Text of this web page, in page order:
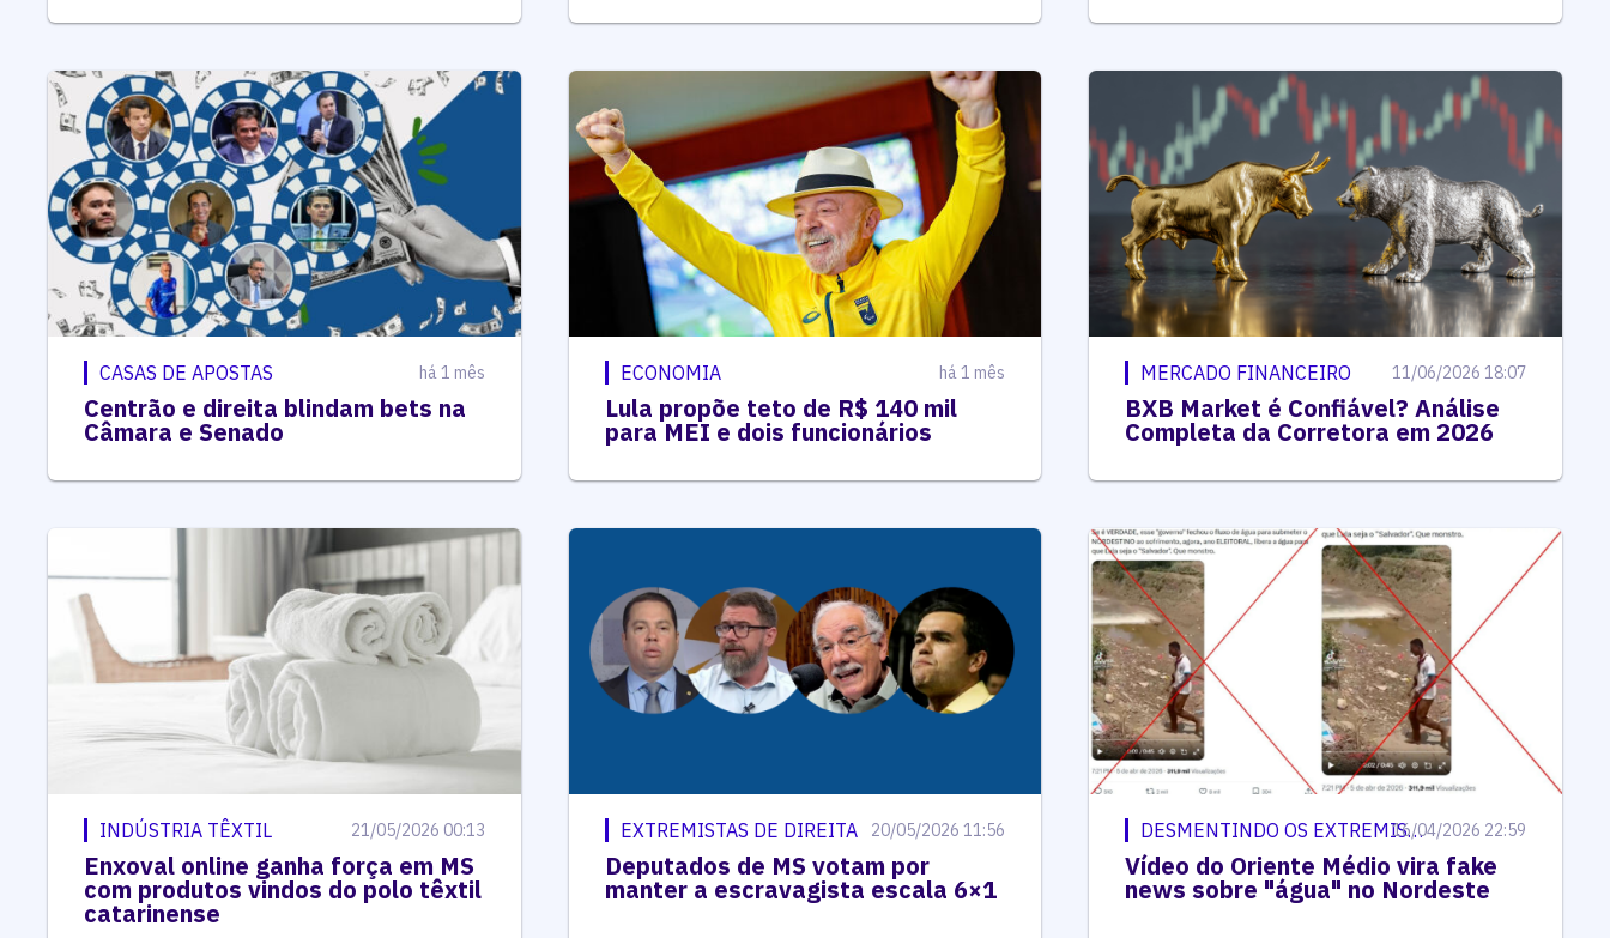
CASAS DE APOSTAS há 1 mês
Centrão e direita blindam bets na
Câmara e Senado
ECONOMIA há 1 mês
Lula propõe teto de R$ 140 mil
para MEI e dois funcionários
MERCADO FINANCEIRO 11/06/2026 18:07
BXB Market é Confiável? Análise
Completa da Corretora em 2026
INDÚSTRIA TÊXTIL 21/05/2026 00:13
Enxoval online ganha força em MS
com produtos vindos do polo têxtil
catarinense
EXTREMISTAS DE DIREITA 20/05/2026 11:56
Deputados de MS votam por
manter a escravagista escala 6×1
DESMENTINDO OS EXTREMISTAS
16/04/2026 22:59
Vídeo do Oriente Médio vira fake
news sobre "água" no Nordeste